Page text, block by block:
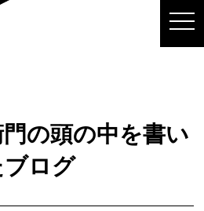
の頭の中を書い
ブログ